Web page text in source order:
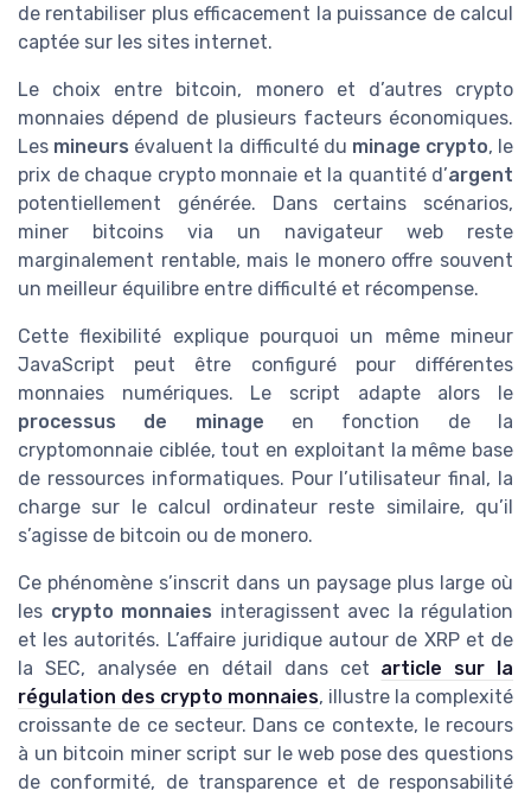
de rentabiliser plus efficacement la puissance de calcul
captée sur les sites internet.
Le choix entre bitcoin, monero et d’autres crypto
monnaies dépend de plusieurs facteurs économiques.
Les mineurs évaluent la difficulté du minage crypto, le
prix de chaque crypto monnaie et la quantité d’argent
potentiellement générée. Dans certains scénarios,
miner bitcoins via un navigateur web reste
marginalement rentable, mais le monero offre souvent
un meilleur équilibre entre difficulté et récompense.
Cette flexibilité explique pourquoi un même mineur
JavaScript peut être configuré pour différentes
monnaies numériques. Le script adapte alors le
processus de minage en fonction de la
cryptomonnaie ciblée, tout en exploitant la même base
de ressources informatiques. Pour l’utilisateur final, la
charge sur le calcul ordinateur reste similaire, qu’il
s’agisse de bitcoin ou de monero.
Ce phénomène s’inscrit dans un paysage plus large où
les crypto monnaies interagissent avec la régulation
et les autorités. L’affaire juridique autour de XRP et de
la SEC, analysée en détail dans cet article sur la
régulation des crypto monnaies, illustre la complexité
croissante de ce secteur. Dans ce contexte, le recours
à un bitcoin miner script sur le web pose des questions
de conformité, de transparence et de responsabilité